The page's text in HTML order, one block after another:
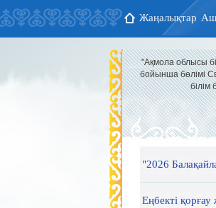
Жаңалықтар
"Ақмола облысы
бойынша бөлімі
білім
"2026
Еңбекті қорғау